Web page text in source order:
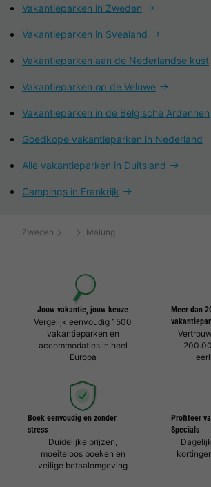
Vakantieparken in Zweden
Vakantieparken in Svealand
Vakantieparken aan de Nederlandse kust
Vakantieparken op de Veluwe
Vakantieparken in de Belgische Ardennen
Goedkope vakantieparken in Nederland
Alle vakantieparken in Duitsland
Campings in Frankrijk
Zweden Malung
Jouw vakantie, jouw keuze
Vergelijk eenvoudig 1500
vakantieparken en
accommodaties in heel
Europa
Meer dan
Boek eenvoudig en zonder
stress
Duidelijke prijzen,
moeiteloos boeken en
veilige betaalomgeving
Profiteer
Specials